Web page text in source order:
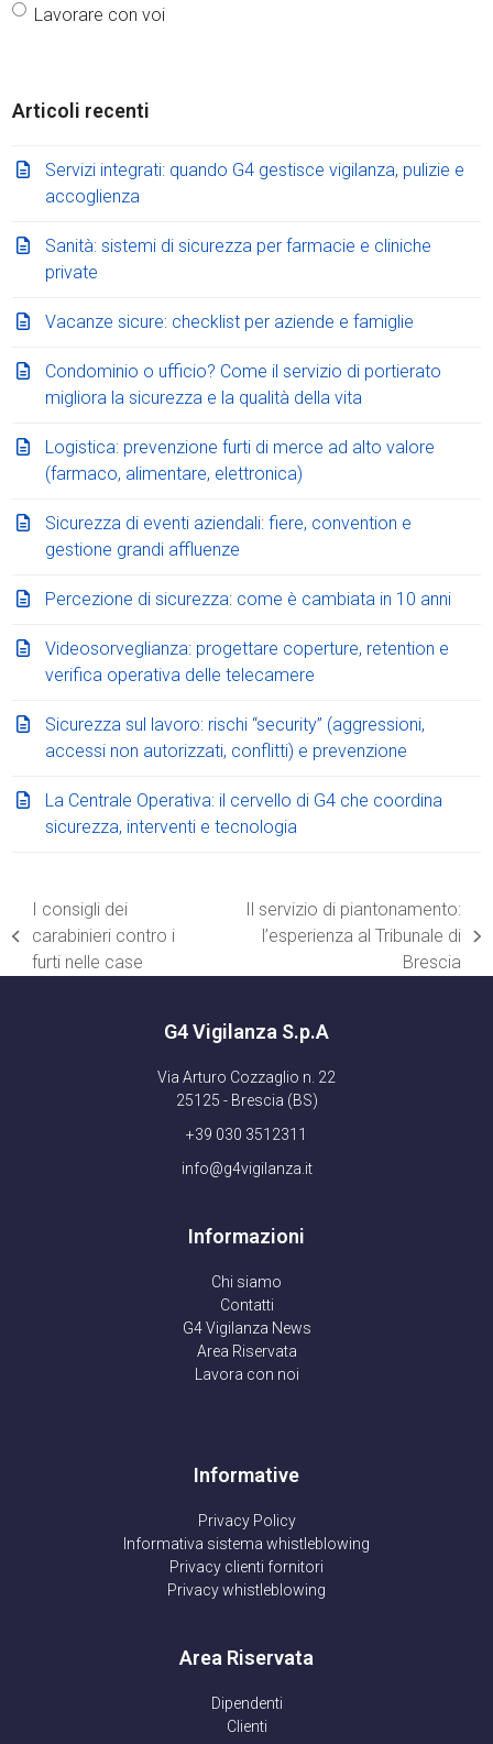
Lavorare con voi
Articoli recenti
Servizi integrati: quando G4 gestisce vigilanza, pulizie e
accoglienza
Sanità: sistemi di sicurezza per farmacie e cliniche
private
Vacanze sicure: checklist per aziende e famiglie
Condominio o ufficio? Come il servizio di portierato
migliora la sicurezza e la qualità della vita
Logistica: prevenzione furti di merce ad alto valore
(farmaco, alimentare, elettronica)
Sicurezza di eventi aziendali: fiere, convention e
gestione grandi affluenze
Percezione di sicurezza: come è cambiata in 10 anni
Videosorveglianza: progettare coperture, retention e
verifica operativa delle telecamere
Sicurezza sul lavoro: rischi “security” (aggressioni,
accessi non autorizzati, conflitti) e prevenzione
La Centrale Operativa: il cervello di G4 che coordina
sicurezza, interventi e tecnologia
post
precedente:
I consigli dei
carabinieri contro i
furti nelle case
articolo
successivo:
Il servizio di piantonamento:
l’esperienza al Tribunale di
Brescia
G4 Vigilanza S.p.A
Via Arturo Cozzaglio n. 22
25125 - Brescia (BS)
+39 030 3512311
info@g4vigilanza.it
Informazioni
Chi siamo
Contatti
G4 Vigilanza News
Area Riservata
Lavora con noi
Informative
Privacy Policy
Informativa sistema whistleblowing
Privacy clienti fornitori
Privacy whistleblowing
Area Riservata
Dipendenti
Clienti